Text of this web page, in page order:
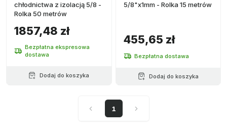
chłodnictwa z izolacją 5/8 -
Rolka 50 metrów
1857,48 zł
Bezpłatna ekspresowa
dostawa
Dodaj do koszyka
5/8"x1mm - Rolka 15 metrów
455,65 zł
Bezpłatna dostawa
Dodaj do koszyka
1